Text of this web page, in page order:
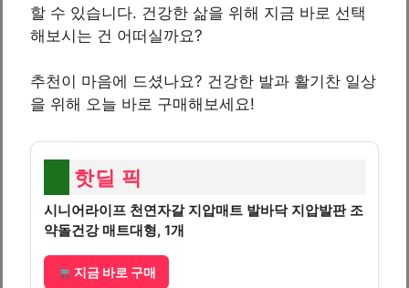
할 수 있습니다. 건강한 삶을 위해 지금 바로 선택
해보시는 건 어떠실까요?
추천이 마음에 드셨나요? 건강한 발과 활기찬 일상
을 위해 오늘 바로 구매해보세요!
핫딜 픽
시니어라이프 천연자갈 지압매트 발바닥 지압발판 조
약돌건강 매트대형, 1개
지금 바로 구매